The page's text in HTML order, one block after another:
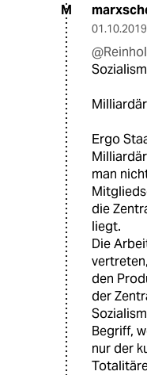
M
01.10.2019
Ergo
man
die
liegt.
Die
den
der
Begriff,
nur der